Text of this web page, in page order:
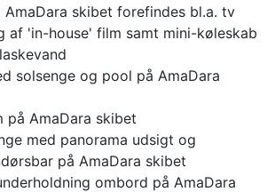
skibet forefindes bl.a. tv
af 'in-house' film samt mini-køleskab
solsenge og pool på AmaDara
på AmaDara skibet
med panorama udsigt og
på AmaDara skibet
ombord på AmaDara